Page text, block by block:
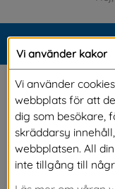
Går du
Funderar du på
nästa år? Vet
för det du vill
Vi använder kakor
Vi använder
webbplats för att
dig som besökare,
skräddarsy
webbplatsen. All
inte tillgång till